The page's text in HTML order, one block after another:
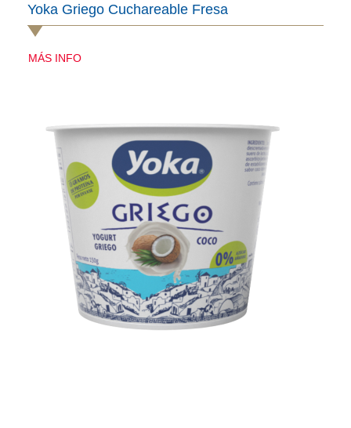
Yoka Griego Cuchareable Fresa
MÁS INFO